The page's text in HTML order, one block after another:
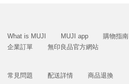
What is MUJI MUJI app 購物指南
企業訂單
無印良品官方網站
常見問題 配送詳情 商品退換